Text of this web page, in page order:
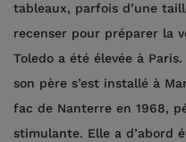
tableaux, parfois d’une
recenser pour préparer la
Toledo a été élevée à
son père s’est installé à
fac de Nanterre en 1968,
stimulante. Elle a d’abord